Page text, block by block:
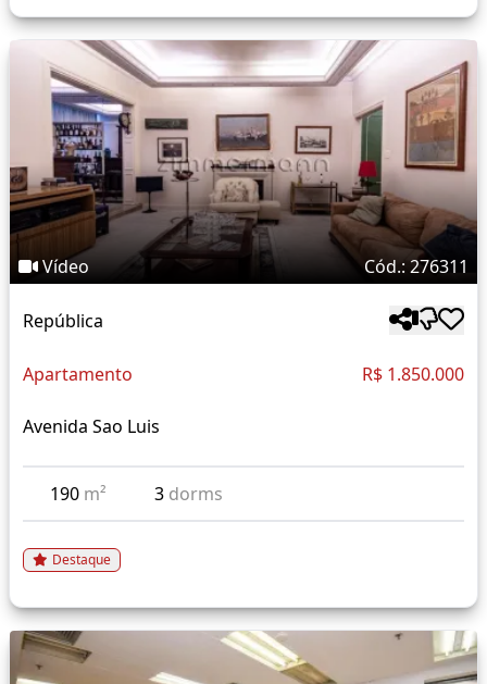
Vídeo Cód.: 276311
República
Apartamento R$ 1.850.000
Avenida Sao Luis
190 m² 3 dorms
Destaque